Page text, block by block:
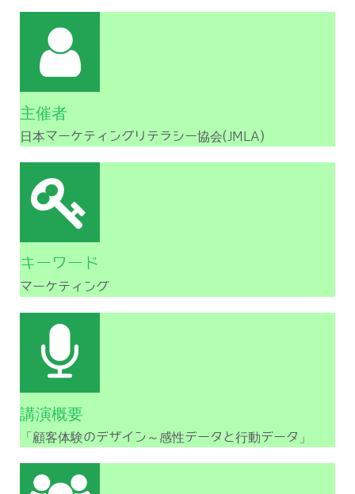
主催者
日本マーケティングリテラシー協会(JMLA)
キーワード
マーケティング
講演概要
「顧客体験のデザイン～感性データと行動データ」